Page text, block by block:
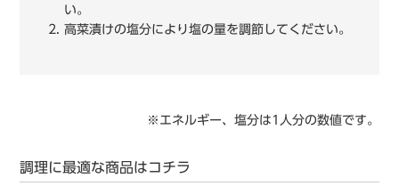
い。
高菜漬けの塩分により塩の量を調節してください。
※エネルギー、塩分は1人分の数値です。
調理に最適な商品はコチラ